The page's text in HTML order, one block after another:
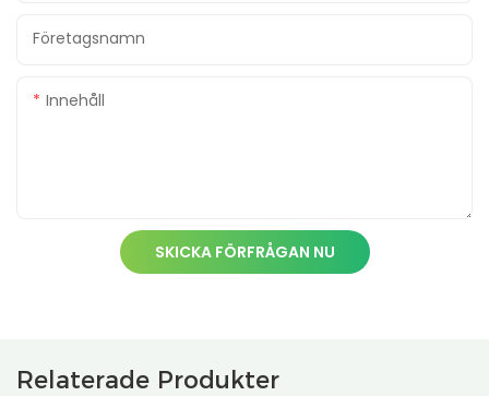
Företagsnamn
Innehåll
SKICKA FÖRFRÅGAN NU
Relaterade Produkter